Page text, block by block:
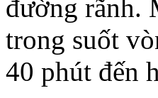
đường rãnh.
trong suốt
40 phút đến